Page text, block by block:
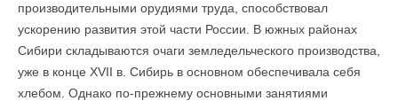
производительными орудиями труда, способствовал
ускорению развития этой части России. В южных районах
Сибири складываются очаги земледельческого производства,
уже в конце XVII в. Сибирь в основном обеспечивала себя
хлебом. Однако по-прежнему основными занятиями